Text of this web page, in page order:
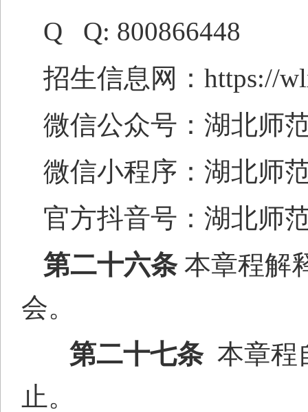
Q Q: 800866448
招生信息网： https://
微信公众号：湖北师
微信小程序 ：湖北师
官方抖音号： 湖北师
第二十六条 本章程解
会。
第二十七条 本章程
止。